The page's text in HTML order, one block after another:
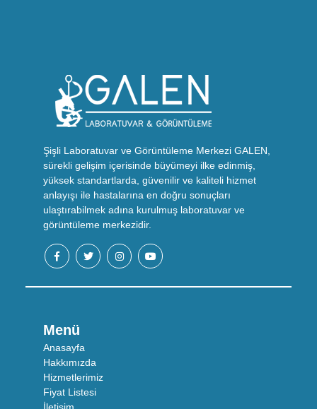
Şişli Laboratuvar ve Görüntüleme Merkezi GALEN,
sürekli gelişim içerisinde büyümeyi ilke edinmiş,
yüksek standartlarda, güvenilir ve kaliteli hizmet
anlayışı ile hastalarına en doğru sonuçları
ulaştırabilmek adına kurulmuş laboratuvar ve
görüntüleme merkezidir.
Menü
Anasayfa
Hakkımızda
Hizmetlerimiz
Fiyat Listesi
İletişim